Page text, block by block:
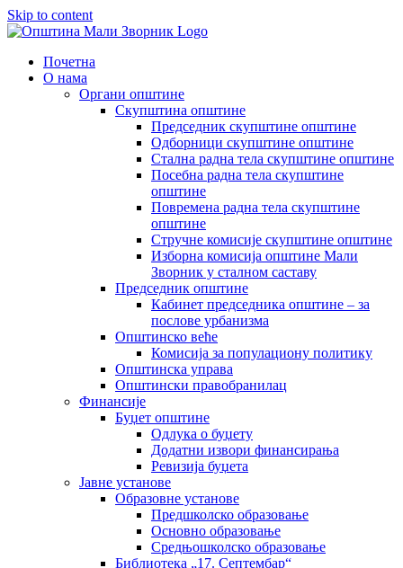
Skip to content
Почетна
О нама
Органи општине
Скупштина општине
Председник скупштине општине
Одборници скупштине општине
Стална радна тела скупштине општине
Посебна радна тела скупштине
општине
Повремена радна тела скупштине
општине
Стручне комисије скупштине општине
Изборна комисија општине Мали
Зворник у сталном саставу
Председник општине
Кабинет председника општине – за
послове урбанизма
Општинско веће
Комисија за популациону политику
Општинска управа
Општински правобранилац
Финансије
Буџет општине
Одлука о буџету
Додатни извори финансирања
Ревизија буџета
Јавне установе
Образовне установе
Предшколско образовање
Основно образовање
Средњошколско образовање
Библиотека „17. Септембар“